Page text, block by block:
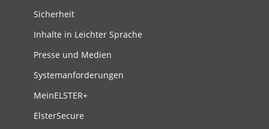
Sicherheit
Inhalte in Leichter Sprache
Presse und Medien
Systemanforderungen
MeinELSTER+
ElsterSecure